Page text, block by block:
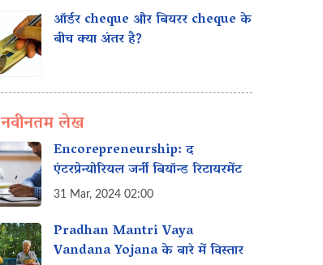
ऑर्डर cheque और बियरर cheque के
बीच क्या अंतर है?
नवीनतम लेख
Encorepreneurship: द
एंटरप्रेन्योरियल जर्नी बियॉन्ड रिटायरमेंट
31 Mar, 2024 02:00
Pradhan Mantri Vaya
Vandana Yojana के बारे में विस्तार